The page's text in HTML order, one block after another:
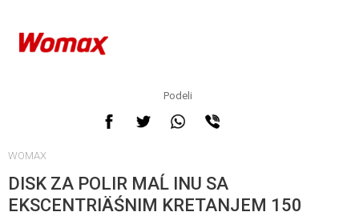
Podeli
WOMAX
DISK ZA POLIR MAĹ INU SA
EKSCENTRIÄŚNIM KRETANJEM 150